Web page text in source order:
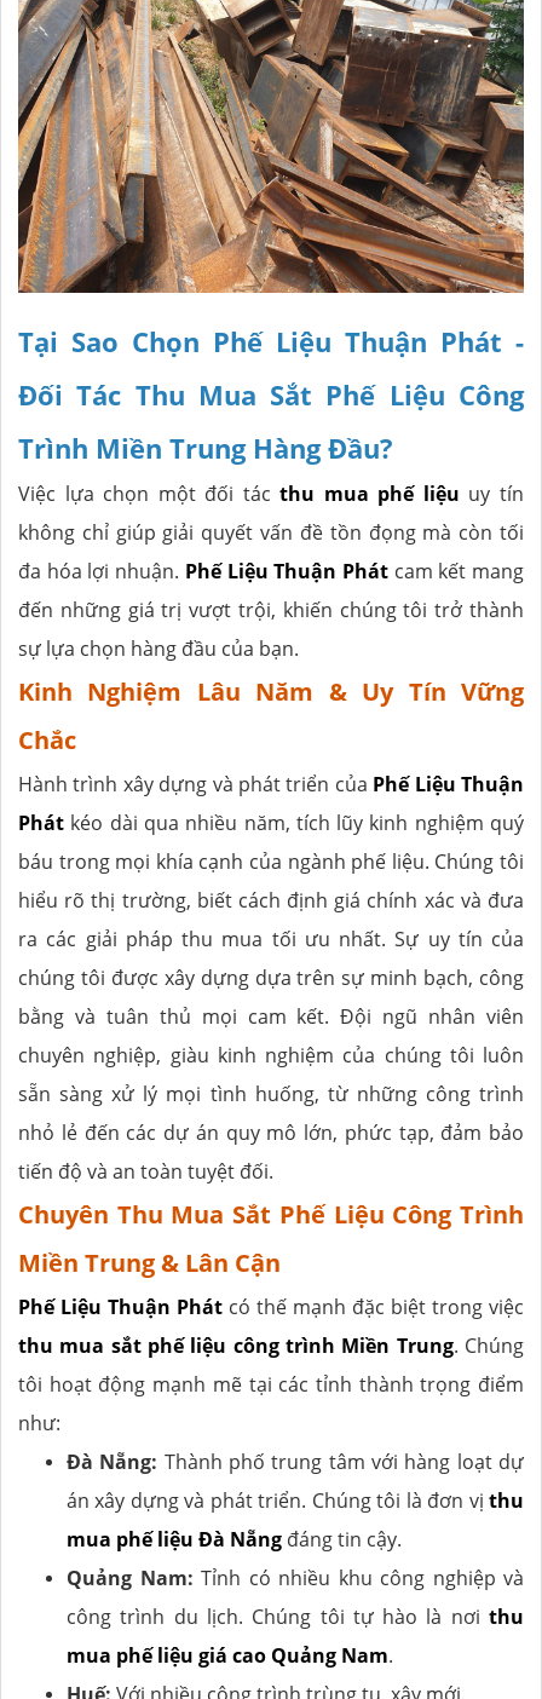
Tại Sao Chọn Phế Liệu Thuận Phát -
Đối Tác Thu Mua Sắt Phế Liệu Công
Trình Miền Trung Hàng Đầu?
Việc lựa chọn một đối tácthu mua phế liệu uy tín
không chỉ giúp giải quyết vấn đề tồn đọng mà còn tối
đa hóa lợi nhuận. Phế Liệu Thuận Phátcam kết mang
đến những giá trị vượt trội, khiến chúng tôi trở thành
sự lựa chọn hàng đầu của bạn.
Kinh Nghiệm Lâu Năm & Uy Tín Vững
Chắc
Hành trình xây dựng và phát triển của Phế Liệu Thuận
Phát kéo dài qua nhiều năm, tích lũy kinh nghiệm quý
báu trong mọi khía cạnh của ngành phế liệu. Chúng tôi
hiểu rõ thị trường, biết cách định giá chính xác và đưa
ra các giải pháp thu mua tối ưu nhất. Sự uy tín của
chúng tôi được xây dựng dựa trên sự minh bạch, công
bằng và tuân thủ mọi cam kết. Đội ngũ nhân viên
chuyên nghiệp, giàu kinh nghiệm của chúng tôi luôn
sẵn sàng xử lý mọi tình huống, từ những công trình
nhỏ lẻ đến các dự án quy mô lớn, phức tạp, đảm bảo
tiến độ và an toàn tuyệt đối.
Chuyên Thu Mua Sắt Phế Liệu Công Trình
Miền Trung & Lân Cận
Phế Liệu Thuận Phát có thế mạnh đặc biệt trong việc
thu mua sắt phế liệu công trình Miền Trung. Chúng
tôi hoạt động mạnh mẽ tại các tỉnh thành trọng điểm
như:
Đà Nẵng: Thành phố trung tâm với hàng loạt dự
án xây dựng và phát triển. Chúng tôi là đơn vị thu
mua phế liệu Đà Nẵng đáng tin cậy.
Quảng Nam: Tỉnh có nhiều khu công nghiệp và
công trình du lịch. Chúng tôi tự hào là nơi thu
mua phế liệu giá cao Quảng Nam.